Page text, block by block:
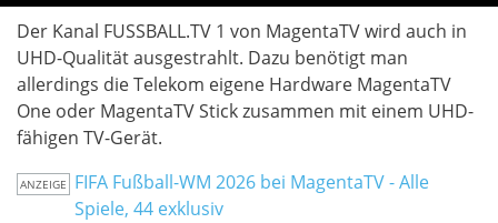
Der Kanal FUSSBALL.TV 1 von MagentaTV wird auch in
UHD-Qualität ausgestrahlt. Dazu benötigt man
allerdings die Telekom eigene Hardware MagentaTV
One oder MagentaTV Stick zusammen mit einem UHD-
fähigen TV-Gerät.
ANZEIGE
FIFA Fußball-WM 2026 bei MagentaTV - Alle
Spiele, 44 exklusiv